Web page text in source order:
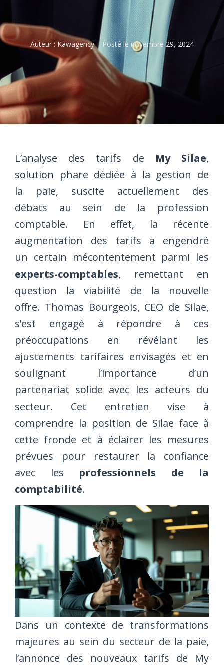
Auteur : Kawagency Posté le novembre 29, 2024
L’analyse des tarifs de My Silae,
solution phare dédiée à la gestion de
la paie, suscite actuellement des
débats au sein de la profession
comptable. En effet, la récente
augmentation des tarifs a engendré
un certain mécontentement parmi les
experts-comptables, remettant en
question la viabilité de la nouvelle
offre. Thomas Bourgeois, CEO de Silae,
s’est engagé à répondre à ces
préoccupations en révélant les
ajustements tarifaires envisagés et en
soulignant l’importance d’un
partenariat solide avec les acteurs du
secteur. Cet entretien vise à
comprendre la position de Silae face à
cette fronde et à éclairer les mesures
prévues pour restaurer la confiance
avec les professionnels de la
comptabilité.
Dans un contexte de transformations
majeures au sein du secteur de la paie,
l’annonce des nouveaux tarifs de My